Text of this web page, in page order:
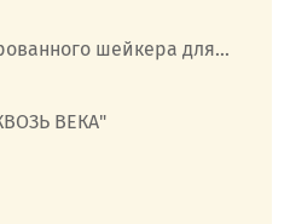
шейкера для...
ВЕКА"